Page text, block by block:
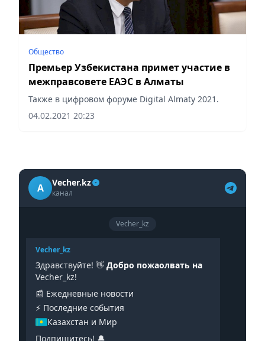
Общество
Премьер Узбекистана примет участие в
межправсовете ЕАЭС в Алматы
Также в цифровом форуме Digital Almaty 2021.
04.02.2021 20:23
A Vecher.kz
канал
Vecher_kz
Vecher_kz
Здравствуйте! 👋 Добро пожаолвать на
Vecher_kz!
📰 Ежедневные новости
⚡️ Последние события
Казахстан и Мир
Подпишитесь! 🔔